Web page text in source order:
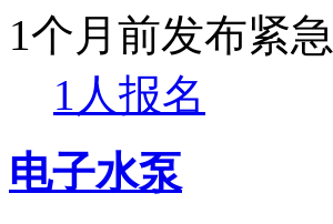
1个月前发布紧
1人报名
电子水泵